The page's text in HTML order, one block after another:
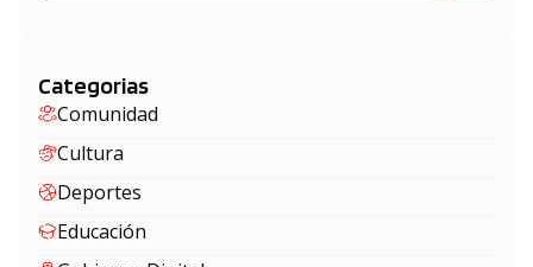
Categorias
Comunidad
Cultura
Deportes
Educación